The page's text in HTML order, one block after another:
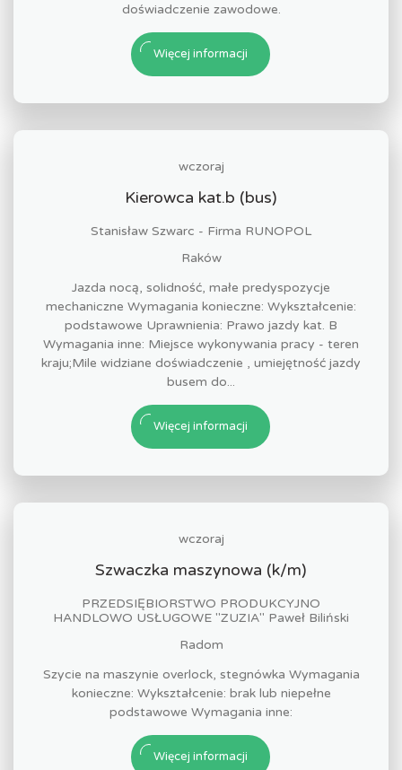
doświadczenie zawodowe.
Więcej informacji
wczoraj
Kierowca kat.b (bus)
Stanisław Szwarc - Firma RUNOPOL
Raków
Jazda nocą, solidność, małe predyspozycje
mechaniczne Wymagania konieczne: Wykształcenie:
podstawowe Uprawnienia: Prawo jazdy kat. B
Wymagania inne: Miejsce wykonywania pracy - teren
kraju;Mile widziane doświadczenie , umiejętność jazdy
busem do...
Więcej informacji
wczoraj
Szwaczka maszynowa (k/m)
PRZEDSIĘBIORSTWO PRODUKCYJNO
HANDLOWO USŁUGOWE "ZUZIA" Paweł Biliński
Radom
Szycie na maszynie overlock, stegnówka Wymagania
konieczne: Wykształcenie: brak lub niepełne
podstawowe Wymagania inne:
Więcej informacji